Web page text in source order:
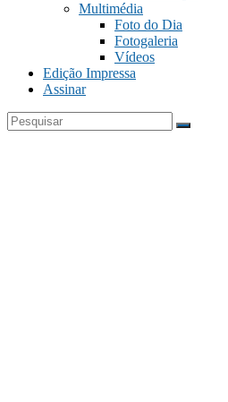
Multimédia
Foto do Dia
Fotogaleria
Vídeos
Edição Impressa
Assinar